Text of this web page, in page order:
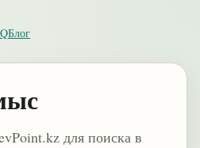
Блог
для поиска в